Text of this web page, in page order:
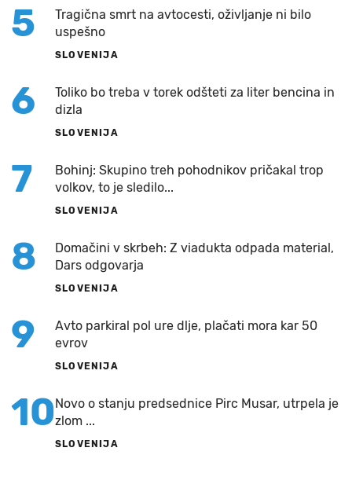
5
Tragična smrt na avtocesti, oživljanje ni bilo
uspešno
SLOVENIJA
6
Toliko bo treba v torek odšteti za liter bencina in
dizla
SLOVENIJA
7
Bohinj: Skupino treh pohodnikov pričakal trop
volkov, to je sledilo...
SLOVENIJA
8
Domačini v skrbeh: Z viadukta odpada material,
Dars odgovarja
SLOVENIJA
9
Avto parkiral pol ure dlje, plačati mora kar 50
evrov
SLOVENIJA
10Novo o stanju predsednice Pirc Musar, utrpela je
zlom ...
SLOVENIJA